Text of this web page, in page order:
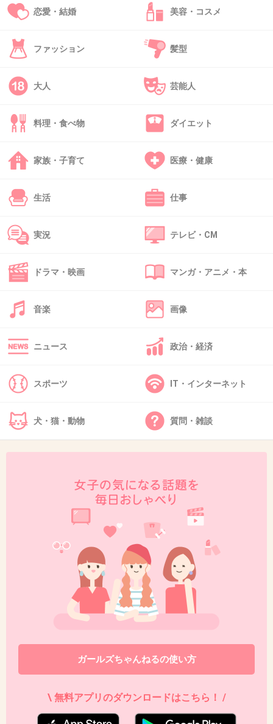
ぷげらっちょとかAAにありそう。やる夫の。
41. 匿名 2013/01/13(日) 09:57:24
+4
ぐぅかわ!!!
+3
なんでも、かわいいで済ませる
44. 匿名 2013/01/13(日) 10:28:03
そんな言葉きいたことないよ
2013/01/13(日) 10:30:26
女子高生の流行語で「ジョジョ」って
言葉を見かけるとは思いませんでした。
+10
「バクワラ」はよく使う♪
後は知らん・・・
+4
恋愛・結婚 美容・コスメ
ファッション 髪型
大人 芸能人
料理・食べ物 ダイエット
家族・子育て 医療・健康
生活 仕事
実況 テレビ・CM
ドラマ・映画 マンガ・アニメ・本
音楽 画像
ニュース 政治・経済
スポーツ IT・インターネット
犬・猫・動物 質問・雑談
ガールズちゃんねるの使い方
\ 無料アプリのダウンロードはこちら！ /